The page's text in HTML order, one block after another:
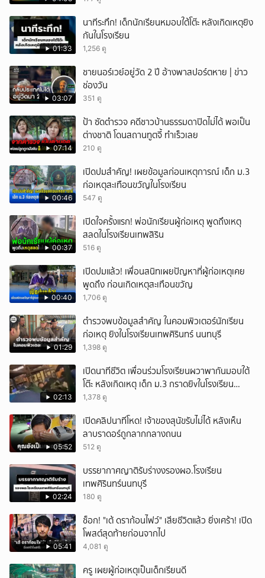
01:33
นาทีระทึก! เด็กนักเรียนหมอบใต้โต๊ะ หลังเกิดเหตุยิง
กันในโรงเรียน
1,256 ดู
03:07
ชายนอร์เวย์อยู่วัด 2 ปี อ้างพาสปอร์ตหาย | ข่าว
ช่องวัน
351 ดู
07:14
ป้า ซัดตำรวจ คดีชาวบ้านธรรมดาปิดไม่ได้ พอเป็น
ต่างชาติ โดนสถานทูตจี้ ทำเร็วเลย
210 ดู
00:46
เปิดปมสำคัญ! เผยข้อมูลก่อนเหตุการณ์ เด็ก ม.3
ก่อเหตุสะเทือนขวัญในโรงเรียน
547 ดู
00:37
เปิดใจครั้งแรก! พ่อนักเรียนผู้ก่อเหตุ พูดถึงเหตุ
สลดในโรงเรียนเทพสิริน
516 ดู
00:40
เปิดปมแล้ว! เพื่อนสนิทเผยปัญหาที่ผู้ก่อเหตุเคย
พูดถึง ก่อนเกิดเหตุสะเทือนขวัญ
1,706 ดู
01:29
ตำรวจพบข้อมูลสำคัญ ในคอมพิวเตอร์นักเรียน
ก่อเหตุ ยิงในโรงเรียนเทพศิรินทร์ นนทบุรี
1,398 ดู
02:13
เปิดนาทีชีวิต เพื่อนร่วมโรงเรียนผวาพากันมอบใต้
โต๊ะ หลังเกิดเหตุ เด็ก ม.3 กราดยิvในโรงเรียน
เทพศิรินทร์นนท์ แบบไม่เลือกหน้า เสียงปืนดังสนั่น
1,378 ดู
05:52
เปิดคลิปนาทีโหด! เจ้าของสุนัขรับไม่ได้ หลังเห็น
ลาบราดอร์ถูกลากกลางถนน
512 ดู
02:24
บรรยากาศญาติรับร่างงรองผอ.โรงเรียน
เทพศิรินทร์นนทบุรี
180 ดู
05:41
ช็อก! "เต้ ดราก้อนไฟว์" เสียชีวิตแล้ว ยิ่งเศร้า! เปิด
โพสต์สุดท้ายก่อนจากไป
4,081 ดู
ครู เผยผู้ก่อเหตุเป็นเด็กเรียนดี